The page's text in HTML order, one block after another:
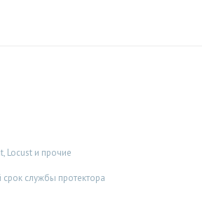
Locust и прочие
службы протектора